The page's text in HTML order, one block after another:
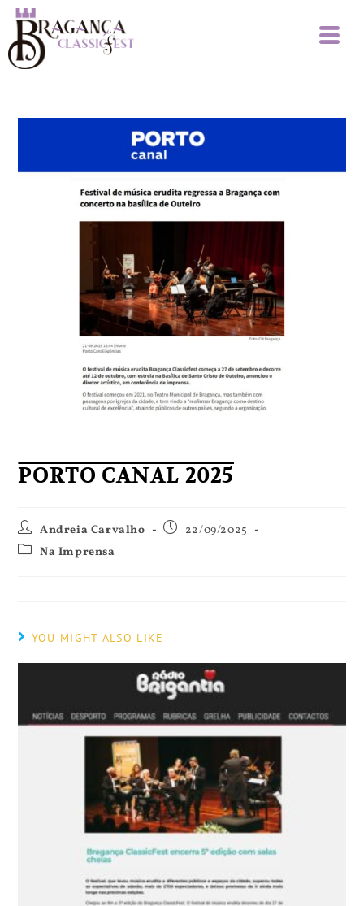
PORTO CANAL 2025
Andreia Carvalho
22/09/2025
Na Imprensa
YOU MIGHT ALSO LIKE